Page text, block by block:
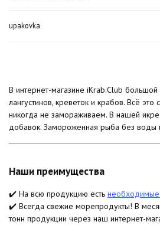
upakovka
В интернет-магазине iKrab.Club
лангустинов, креветок и крабов. Всё это
никогда не замораживаем. В нашей
добавок. Замороженная рыба без воды
Наши преимущества
✔️ На всю продукцию есть необходимые
✔️ Всегда свежие морепродукты! В
тонн продукции через наш интернет-